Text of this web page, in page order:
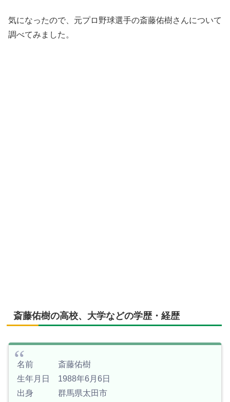
気になったので、元プロ野球選手の斎藤佑樹さんについて
調べてみました。
斎藤佑樹の高校、大学などの学歴・経歴
名前 斎藤佑樹
生年月日 1988年6月6日
出身 群馬県太田市